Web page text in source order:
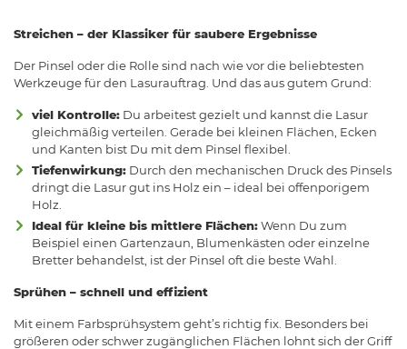
Streichen – der Klassiker für saubere Ergebnisse
Der Pinsel oder die Rolle sind nach wie vor die beliebtesten
Werkzeuge für den Lasurauftrag. Und das aus gutem Grund:
viel Kontrolle: Du arbeitest gezielt und kannst die Lasur
gleichmäßig verteilen. Gerade bei kleinen Flächen, Ecken
und Kanten bist Du mit dem Pinsel flexibel.
Tiefenwirkung: Durch den mechanischen Druck des Pinsels
dringt die Lasur gut ins Holz ein – ideal bei offenporigem
Holz.
Ideal für kleine bis mittlere Flächen:Wenn Du zum
Beispiel einen Gartenzaun, Blumenkästen oder einzelne
Bretter behandelst, ist der Pinsel oft die beste Wahl.
Sprühen – schnell und effizient
Mit einem Farbsprühsystem geht’s richtig fix. Besonders bei
größeren oder schwer zugänglichen Flächen lohnt sich der Griff